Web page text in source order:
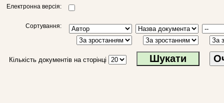
Електронна версія:
Сортування:
Кількість документів на сторінці